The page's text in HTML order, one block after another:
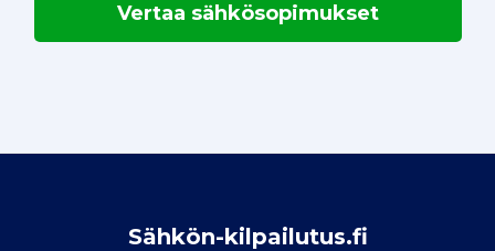
Vertaa sähkösopimukset
Sähkön-kilpailutus.fi